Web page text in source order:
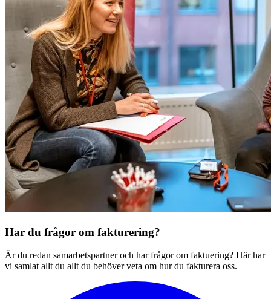
Har du frågor om fakturering?
Är du redan samarbetspartner och har frågor om faktuering? Här har
vi samlat allt du allt du behöver veta om hur du fakturera oss.